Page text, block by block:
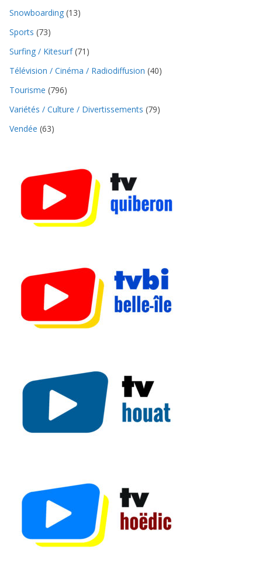
Snowboarding (13)
Sports (73)
Surfing / Kitesurf(71)
Télévision / Cinéma / Radiodiffusion (40)
Tourisme (796)
Variétés / Culture / Divertissements (79)
Vendée (63)